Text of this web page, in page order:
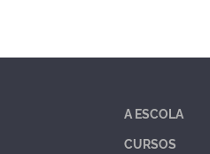
A ESCOLA
CURSOS